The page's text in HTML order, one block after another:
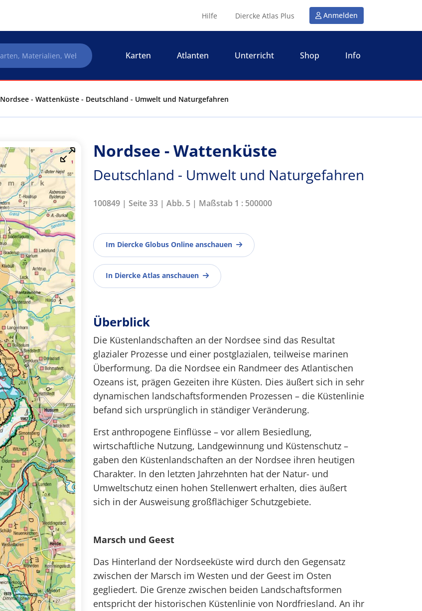
Hilfe Diercke Atlas Plus Anmelden
Karten Atlanten Unterricht Shop Info
Nordsee - Wattenküste - Deutschland - Umwelt und Naturgefahren
Nordsee - Wattenküste
Deutschland - Umwelt und Naturgefahren
100849 | Seite 33 | Abb. 5 | Maßstab 1 : 500000
Im Diercke Globus Online anschauen
In Diercke Atlas anschauen
Überblick
Die Küstenlandschaften an der Nordsee sind das Resultat
glazialer Prozesse und einer postglazialen, teilweise marinen
Überformung. Da die Nordsee ein Randmeer des Atlantischen
Ozeans ist, prägen Gezeiten ihre Küsten. Dies äußert sich in sehr
dynamischen landschaftsformenden Prozessen – die Küstenlinie
befand sich ursprünglich in ständiger Veränderung.
Erst anthropogene Einflüsse – vor allem Besiedlung,
wirtschaftliche Nutzung, Landgewinnung und Küstenschutz –
gaben den Küstenlandschaften an der Nordsee ihren heutigen
Charakter. In den letzten Jahrzehnten hat der Natur- und
Umweltschutz einen hohen Stellenwert erhalten, dies äußert
sich in der Ausweisung großflächiger Schutzgebiete.
Marsch und Geest
Das Hinterland der Nordseeküste wird durch den Gegensatz
zwischen der Marsch im Westen und der Geest im Osten
gegliedert. Die Grenze zwischen beiden Landschaftsformen
entspricht der historischen Küstenlinie von Nordfriesland. An ihr